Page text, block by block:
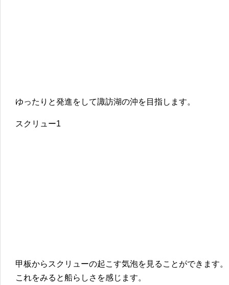
ゆったりと発進をして諏訪湖の沖を目指します。
スクリュー1
甲板からスクリューの起こす気泡を見ることができます。
これをみると船らしさを感じます。